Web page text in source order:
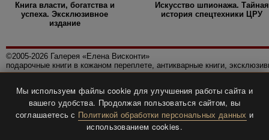
Книга власти, богатства и
успеха. Эксклюзивное
издание
Искусство шпионажа. Тайная
история спецтехники ЦРУ
©2005-2026 Галерея «Елена Висконти»
подарочные книги в кожаном переплете, антикварные книги,
Политика конфиденциальности
Все права защищены.
Разработка и дизайнBTV-info.
Мы используем файлы cookie для улучшения работы сайта и
вашего удобства. Продолжая пользоваться сайтом, вы
соглашаетесь с Политикой обработки персональных данных и
использованием cookies.